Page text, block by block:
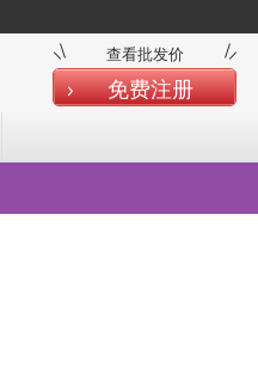
查看批发价
免费注册